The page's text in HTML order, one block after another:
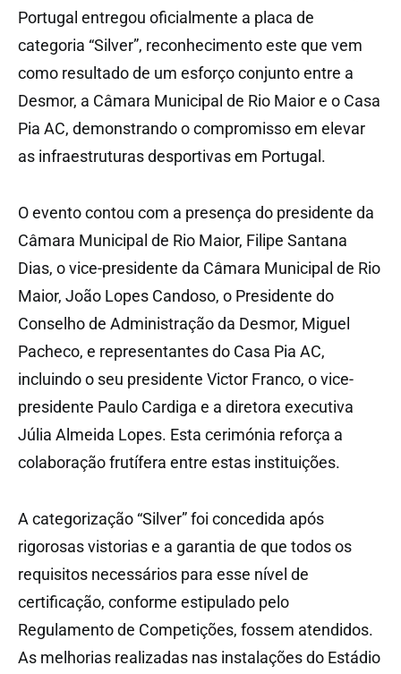
Portugal entregou oficialmente a placa de
categoria “Silver”, reconhecimento este que vem
como resultado de um esforço conjunto entre a
Desmor, a Câmara Municipal de Rio Maior e o Casa
Pia AC, demonstrando o compromisso em elevar
as infraestruturas desportivas em Portugal.
O evento contou com a presença do presidente da
Câmara Municipal de Rio Maior, Filipe Santana
Dias, o vice-presidente da Câmara Municipal de Rio
Maior, João Lopes Candoso, o Presidente do
Conselho de Administração da Desmor, Miguel
Pacheco, e representantes do Casa Pia AC,
incluindo o seu presidente Victor Franco, o vice-
presidente Paulo Cardiga e a diretora executiva
Júlia Almeida Lopes. Esta cerimónia reforça a
colaboração frutífera entre estas instituições.
A categorização “Silver” foi concedida após
rigorosas vistorias e a garantia de que todos os
requisitos necessários para esse nível de
certificação, conforme estipulado pelo
Regulamento de Competições, fossem atendidos.
As melhorias realizadas nas instalações do Estádio